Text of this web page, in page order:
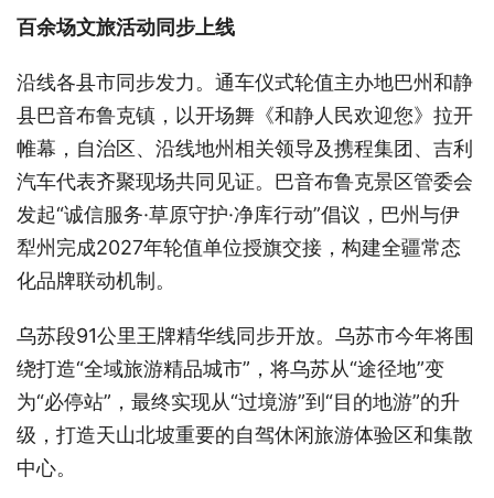
百余场文旅活动同步上线
沿线各县市同步发力。通车仪式轮值主办地巴州和静
县巴音布鲁克镇，以开场舞《和静人民欢迎您》拉开
帷幕，自治区、沿线地州相关领导及携程集团、吉利
汽车代表齐聚现场共同见证。巴音布鲁克景区管委会
发起“诚信服务·草原守护·净库行动”倡议，巴州与伊
犁州完成2027年轮值单位授旗交接，构建全疆常态
化品牌联动机制。
乌苏段91公里王牌精华线同步开放。乌苏市今年将围
绕打造“全域旅游精品城市”，将乌苏从“途径地”变
为“必停站”，最终实现从“过境游”到“目的地游”的升
级，打造天山北坡重要的自驾休闲旅游体验区和集散
中心。